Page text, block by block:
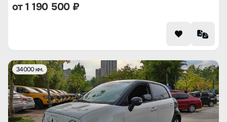
от1 190 500₽
34000 км.